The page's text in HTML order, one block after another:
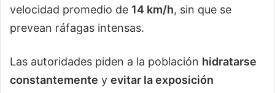
velocidad promedio de 14 km/h, sin que se
prevean ráfagas intensas.
Las autoridades piden a la población hidratarse
constantemente y evitar la exposición